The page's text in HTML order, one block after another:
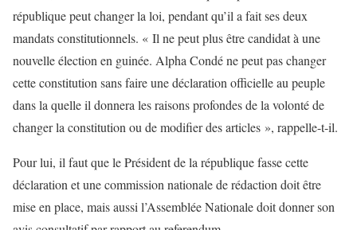
république peut changer la loi, pendant qu’il a fait ses deux
mandats constitutionnels. « Il ne peut plus être candidat à une
nouvelle élection en guinée. Alpha Condé ne peut pas changer
cette constitution sans faire une déclaration officielle au peuple
dans la quelle il donnera les raisons profondes de la volonté de
changer la constitution ou de modifier des articles », rappelle-t-il.
Pour lui, il faut que le Président de la république fasse cette
déclaration et une commission nationale de rédaction doit être
mise en place, mais aussi l’Assemblée Nationale doit donner son